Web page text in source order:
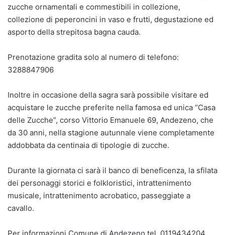
zucche ornamentali e commestibili in collezione,
collezione di peperoncini in vaso e frutti, degustazione ed
asporto della strepitosa bagna cauda.
Prenotazione gradita solo al numero di telefono:
3288847906
Inoltre in occasione della sagra sarà possibile visitare ed
acquistare le zucche preferite nella famosa ed unica “Casa
delle Zucche”, corso Vittorio Emanuele 69, Andezeno, che
da 30 anni, nella stagione autunnale viene completamente
addobbata da centinaia di tipologie di zucche.
Durante la giornata ci sarà il banco di beneficenza, la sfilata
dei personaggi storici e folkloristici, intrattenimento
musicale, intrattenimento acrobatico, passeggiate a
cavallo.